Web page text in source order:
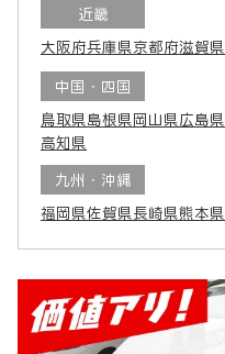
近畿
大阪府兵庫県京都府滋賀県
中国・四国
鳥取県島根県 岡山県広島県
高知県
九州・沖縄
福岡県佐賀県長崎県熊本県